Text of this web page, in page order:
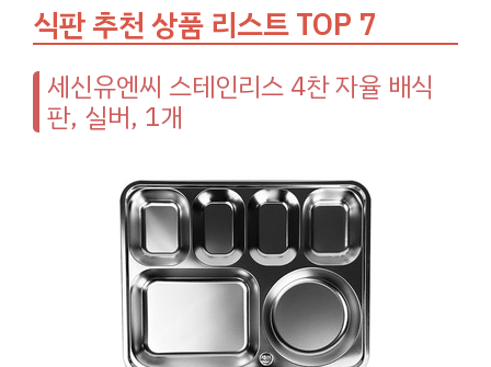
식판 추천 상품 리스트 TOP 7
세신유엔씨 스테인리스 4찬 자율 배식
판, 실버, 1개